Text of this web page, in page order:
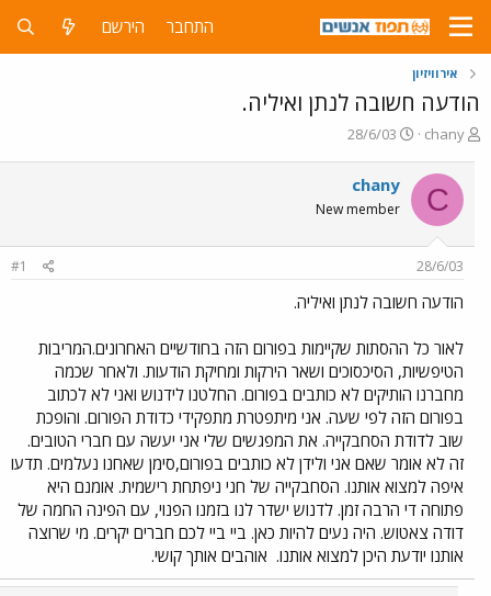
התחבר הירשם
אירוויזיון
הודעה חשובה לנתן ואיליה.
פ
ח
ה
ו
ש
chany
פ
ס
ם
ת
י
28/6/03
C
chany
New member
28/6/03
#1
הודעה חשובה לנתן ואיליה.
לאור כל ההסתות שקיימות בפורום הזה בחודשיים האחרונים.המריבות
הטיפשיות, הסיכסוכים ושאר הירקות ומחיקת הודעות. ולאחר שכמה
מחברנו הותיקים לא כותבים בפורום. החלטנו לידנוש ואני לא לכתוב
בפורום הזה לפי שעה. אני מיתפטרת מתפקידי כדודת הפורום. והופכת
שוב לדודת הסחבקייה. את המפגשים שלי אני יעשה עם חברי הטובים.
זה לא אומר שאם אני ולידן לא כותבים בפורום,סימן שאחנו נעלמים. תדעו
איפה למצוא אותנו. הסחבקייה של חני ניפתחת רישמית. אומנם היא
פתוחה די הרבה זמן. לדנוש ישדר לנו בזמנו הפנוי, עם הפינה החמה של
דודה צאטוש. היה נעים להיות כאן. ביי ביי לכם חברים יקרים. מי שרוצה
אותנו יודעת היכן למצוא אותנו. אוהבים אותך קושי.